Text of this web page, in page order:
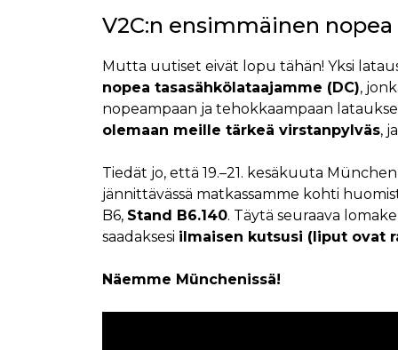
V2C:n ensimmäinen
Mutta uutiset eivät lopu tähän! Yksi
nopea tasasähkölataajamme (DC),
nopeampaan ja tehokkaampaan
olemaan meille tärkeä virstanpylväs,
Tiedät jo, että 19.–21. kesäkuuta
jännittävässä matkassamme kohti
B6, Stand B6.140. Täytä seuraava
saadaksesi ilmaisen kutsusi (liput ovat
Näemme Münchenissä!